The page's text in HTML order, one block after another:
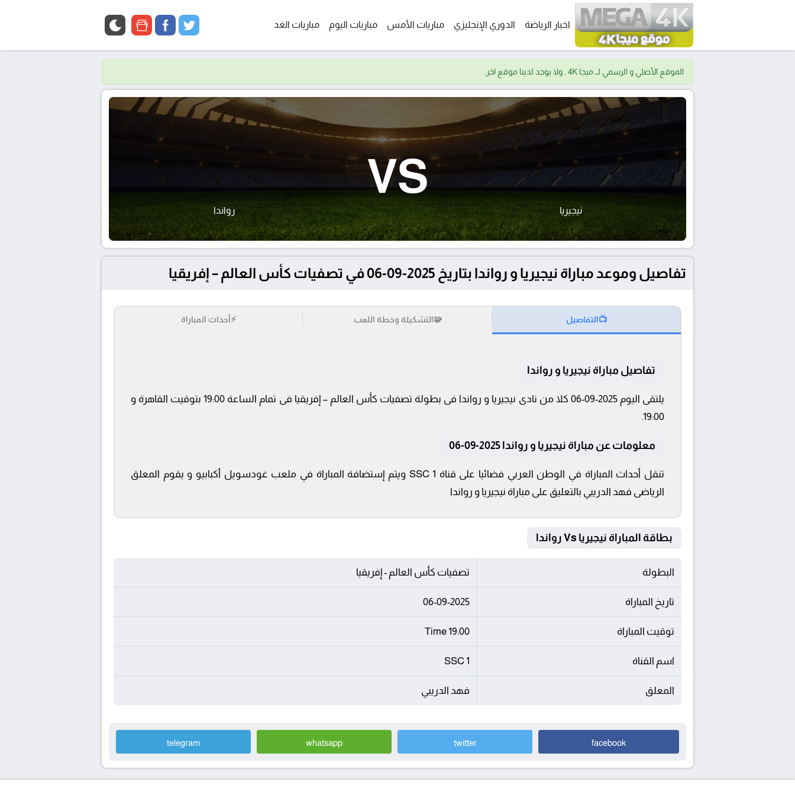
اخبار الرياضة الدوري الإنجليزي مباريات الأمس مباريات اليوم مباريات الغد twitter
facebook
google
الموقع الأصلي و الرسمي لــ ميجا 4K , ولا يوجد لدينا موقع اخر.
نيجيريا
VS
رواندا
تفاصيل وموعد مباراة نيجيريا و رواندا بتاريخ 2025-09-06 في تصفيات كأس العالم – إفريقيا
📺التفاصيل 🧩التشكيلة وخطة اللعب ⚡أحداث المباراة
تفاصيل مباراة نيجيريا و رواندا
يلتقى اليوم 2025-09-06 كلا من نادى نيجيريا و رواندا فى بطولة تصفيات كأس العالم – إفريقيا فى تمام الساعة 19:00 بتوقيت القاهرة و
19:00.
معلومات عن مباراة نيجيريا و رواندا 2025-09-06
تنقل أحداث المباراة في الوطن العربي فضائيا على قناة SSC 1 ويتم إستضافة المباراة في ملعب غودسويل أكبابيو و يقوم المعلق
الرياضى فهد الدريبي بالتعليق على مباراة نيجيريا و رواندا
بطاقة المباراة نيجيريا Vs رواندا
البطولة تصفيات كأس العالم - إفريقيا
تاريخ المباراة 06-09-2025
توقيت المباراة 19:00 Time
اسم القناة SSC 1
المعلق فهد الدريبي
facebook
twitter
whatsapp
telegram